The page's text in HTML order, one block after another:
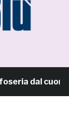
dal cuore